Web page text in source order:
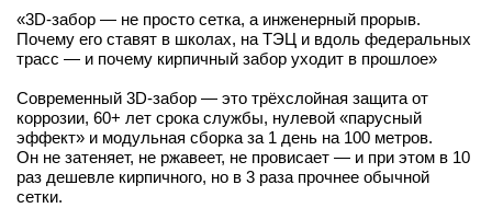
«3D-забор — не просто сетка, а инженерный прорыв.
Почему его ставят в школах, на ТЭЦ и вдоль федеральных
трасс — и почему кирпичный забор уходит в прошлое»
Современный 3D-забор — это трёхслойная защита от
коррозии, 60+ лет срока службы, нулевой «парусный
эффект» и модульная сборка за 1 день на 100 метров.
Он не затеняет, не ржавеет, не провисает — и при этом в 10
раз дешевле кирпичного, но в 3 раза прочнее обычной
сетки.